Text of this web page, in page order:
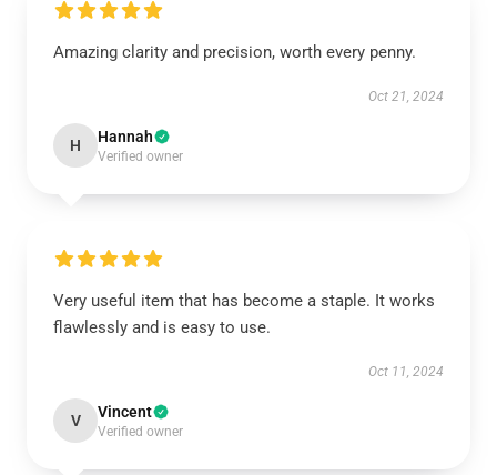
Amazing clarity and precision, worth every penny.
Oct 21, 2024
H Hannah
Verified owner
Very useful item that has become a staple. It works
flawlessly and is easy to use.
Oct 11, 2024
V Vincent
Verified owner